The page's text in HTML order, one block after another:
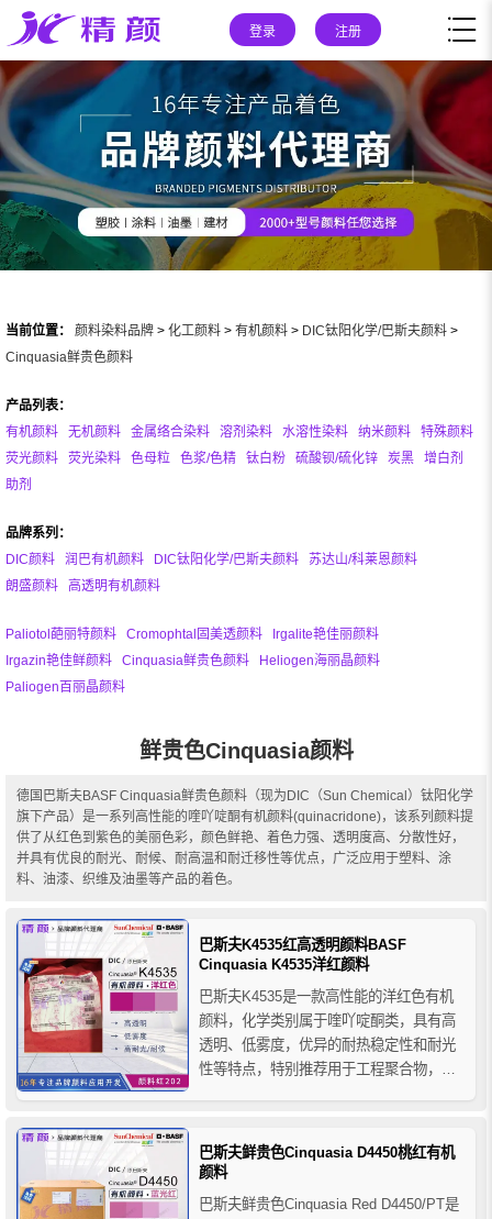
登录 注册
当前位置： 颜料染料品牌 > 化工颜料 > 有机颜料 > DIC钛阳化学/巴斯夫颜料 >
Cinquasia鲜贵色颜料
产品列表：
有机颜料
无机颜料 金属络合染料 溶剂染料 水溶性染料 纳米颜料
特殊颜料
荧光颜料
荧光染料 色母粒 色浆/色精 钛白粉 硫酸钡/硫化锌 炭黑
增白剂
助剂
品牌系列：
DIC颜料
润巴有机颜料 DIC钛阳化学/巴斯夫颜料
苏达山/科莱恩颜料
朗盛颜料
高透明有机颜料
Paliotol葩丽特颜料 Cromophtal固美透颜料
Irgalite艳佳丽颜料
Irgazin艳佳鲜颜料
Cinquasia鲜贵色颜料
Heliogen海丽晶颜料
Paliogen百丽晶颜料
鲜贵色Cinquasia颜料
德国巴斯夫BASF Cinquasia鲜贵色颜料（现为DIC（Sun Chemical）钛阳化学
旗下产品）是一系列高性能的喹吖啶酮有机颜料(quinacridone)，该系列颜料提
供了从红色到紫色的美丽色彩，颜色鲜艳、着色力强、透明度高、分散性好，
并具有优良的耐光、耐候、耐高温和耐迁移性等优点，广泛应用于塑料、涂
料、油漆、织维及油墨等产品的着色。
巴斯夫K4535红高透明颜料BASF
Cinquasia K4535洋红颜料
巴斯夫K4535是一款高性能的洋红色有机
颜料，化学类别属于喹吖啶酮类，具有高
透明、低雾度，优异的耐热稳定性和耐光
性等特点，特别推荐用于工程聚合物，
性版/凹版油墨、水基型柔性版/凹版油墨、
平版印刷油墨和紫外光固化油墨等。
巴斯夫鲜贵色Cinquasia D4450桃红有机
颜料
巴斯夫鲜贵色Cinquasia Red D4450/PT是